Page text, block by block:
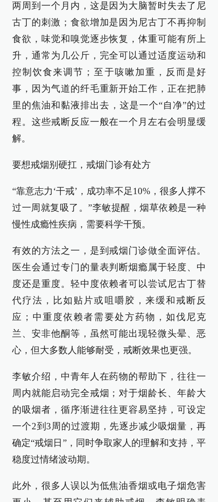
两周到一个月内，这是因为大脑暂时失去了尼
古丁的刺激；食欲增加是因为尼古丁不再抑制
食欲，味觉和嗅觉逐步恢复，体重可能有所上
升，通常为几公斤，完全可以通过适度运动和
控制饮食来调节；至于咳嗽加重，反而是好
事，因为气道的纤毛重新开始工作，正在把肺
里的焦油和黏液排出去，这是一个“自净”的过
程。这些戒断反应一般在一个月左右会明显缓
解。
要想戒烟别硬扛，戒烟门诊有处方
“靠意志力‘干戒’，成功率不足10%，很多人撑不
过一周就复吸了。”李敏提醒，烟草依赖是一种
慢性成瘾性疾病，需要科学干预。
有效的方法之一，是到戒烟门诊做全面评估。
医生会通过专门的量表判断烟瘾属于轻度、中
度还是重度。轻中度依赖者可以尝试尼古丁替
代疗法，比如贴片或咀嚼胶，来缓和戒断反
应；中重度依赖者需要处方药物，如伐尼克
兰、安非他酮等，虽然可能出现轻微头晕、恶
心，但大多数人能够耐受，戒断效果也更强。
李敏介绍，中青年人在药物的帮助下，往往一
周内就能启动完全戒烟；对于烟龄长、年龄大
的吸烟者，循序渐进往往更容易坚持，可设定
一个2到3周的过渡期，先逐步减少吸烟量，再
确定“戒烟日”，同时争取家人的理解和支持，平
稳度过情绪波动期。
此外，很多人误以为低焦油香烟或电子烟危害